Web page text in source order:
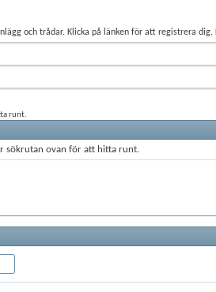
och trådar. Klicka på länken för att registrera dig.
runt.
sökrutan ovan för att hitta runt.